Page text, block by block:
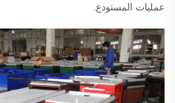
عمليات المستودع.